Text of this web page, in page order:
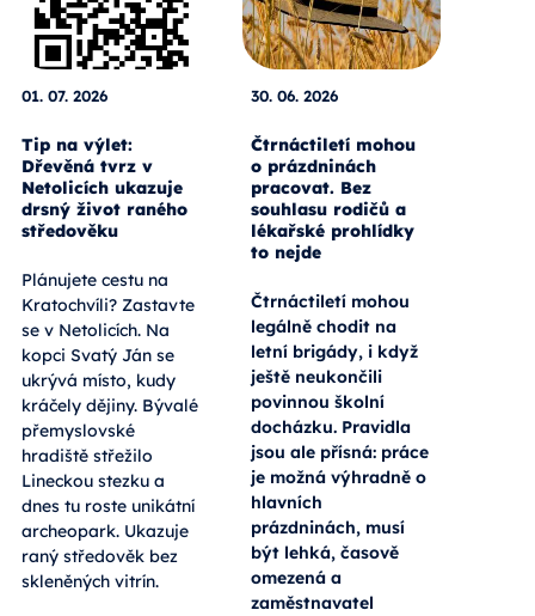
01. 07. 2026
Tip na výlet:
Dřevěná tvrz v
Netolicích ukazuje
drsný život raného
středověku
Plánujete cestu na
Kratochvíli? Zastavte
se v Netolicích. Na
kopci Svatý Ján se
ukrývá místo, kudy
kráčely dějiny. Bývalé
přemyslovské
hradiště střežilo
Lineckou stezku a
dnes tu roste unikátní
archeopark. Ukazuje
raný středověk bez
skleněných vitrín.
30. 06. 2026
Čtrnáctiletí mohou
o prázdninách
pracovat. Bez
souhlasu rodičů a
lékařské prohlídky
to nejde
Čtrnáctiletí mohou
legálně chodit na
letní brigády, i když
ještě neukončili
povinnou školní
docházku. Pravidla
jsou ale přísná: práce
je možná výhradně o
hlavních
prázdninách, musí
být lehká, časově
omezená a
zaměstnavatel